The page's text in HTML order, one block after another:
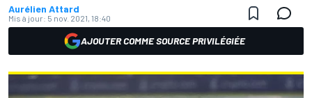
Aurélien Attard
Mis à jour: 5 nov. 2021, 18:40
AJOUTER COMME SOURCE PRIVILÉGIÉE